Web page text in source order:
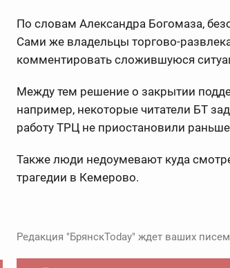
По словам Александра Богомаза,
Сами же владельцы торгово-
комментировать сложившуюся
Между тем решение о закрытии
например, некоторые читатели БТ
работу ТРЦ не приостановили
Также люди недоумевают куда
трагедии в Кемерово.
Редакция "БрянскToday" ждет ваших